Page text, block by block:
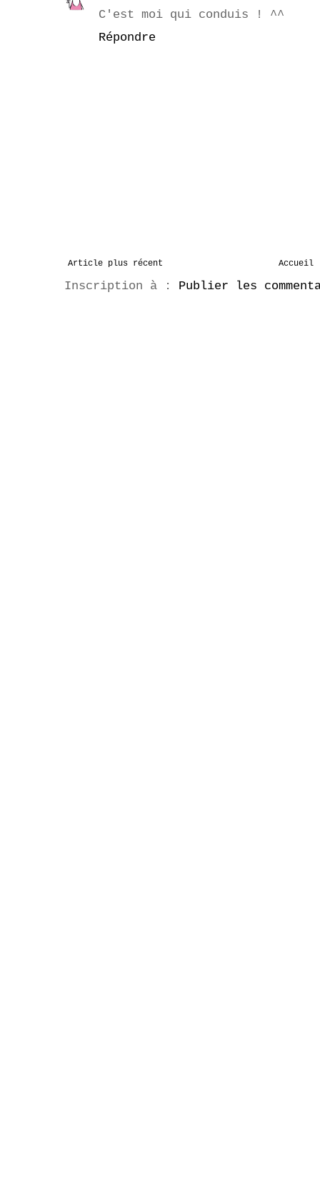
C'est moi qui conduis ! ^^
Répondre
Article plus récent Accueil
Inscription à : Publier les